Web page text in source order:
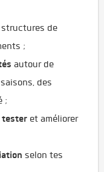
de
;
autour de
des
;
tester et améliorer
selon tes